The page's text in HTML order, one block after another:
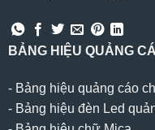
BẢNG HIỆU QUẢNG
- Bảng hiệu quảng cáo
- Bảng hiệu đèn Led